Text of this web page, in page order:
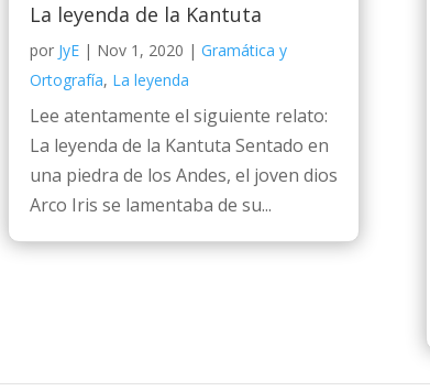
La leyenda de la Kantuta
por JyE| Nov 1, 2020 | Gramática y
Ortografía, La leyenda
Lee atentamente el siguiente relato:
La leyenda de la Kantuta Sentado en
una piedra de los Andes, el joven dios
Arco Iris se lamentaba de su...